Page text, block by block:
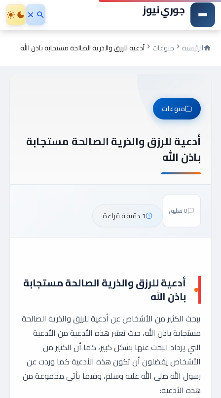
جوري نيوز
الرئيسية منوعات أدعية للرزق والذرية الصالحة مستجابة باذن الله
منوعات
أدعية للرزق والذرية الصالحة مستجابة
باذن الله
0 تعليق 1 دقيقة قراءة
أدعية للرزق والذرية الصالحة مستجابة
باذن الله
يبحث الكثير من الأشخاص عن أدعية للرزق والذرية الصالحة
مستجابة باذن الله، حيث تعتبر هذه الأدعية من الأدعية
التي يزداد البحث عنها بشكل كبير، كما أن الكثير من
الأشخاص يفضلون أن تكون هذه الأدعية كما وردت عن
رسول الله صلى الله عليه وسلم، وفيما يأتي مجموعة من
هذه الأدعية: